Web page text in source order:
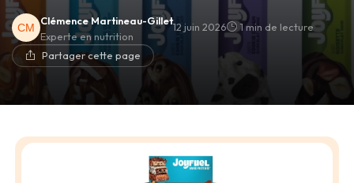
Clémence Martineau-Gillet
Experte en nutrition
12 juin 2026 1 min de lecture
Partager cette page